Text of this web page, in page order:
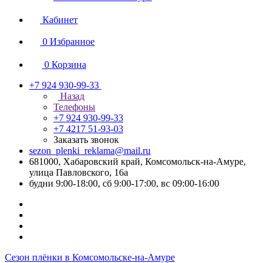
Кабинет
0 Избранное
0 Корзина
+7 924 930-99-33
Назад
Телефоны
+7 924 930-99-33
+7 4217 51-93-03
Заказать звонок
sezon_plenki_reklama@mail.ru
681000, Хабаровский край, Комсомольск-на-Амуре,
улица Павловского, 16а
будни 9:00-18:00, сб 9:00-17:00, вс 09:00-16:00
Сезон плёнки в Комсомольске-на-Амуре